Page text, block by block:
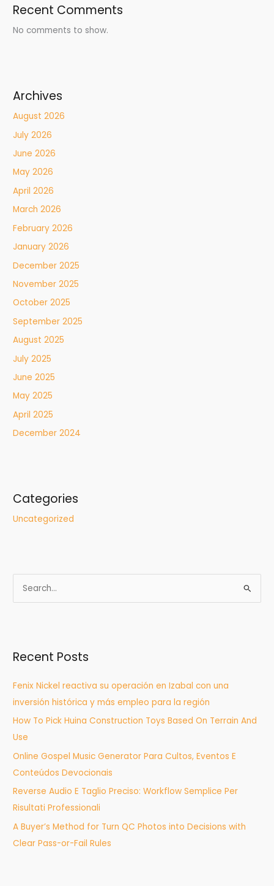
Recent Comments
No comments to show.
Archives
August 2026
July 2026
June 2026
May 2026
April 2026
March 2026
February 2026
January 2026
December 2025
November 2025
October 2025
September 2025
August 2025
July 2025
June 2025
May 2025
April 2025
December 2024
Categories
Uncategorized
e
c
f
o
r
:
Recent Posts
Fenix Nickel reactiva su operación en Izabal con una
inversión histórica y más empleo para la región
How To Pick Huina Construction Toys Based On Terrain And
Use
Online Gospel Music Generator Para Cultos, Eventos E
Conteúdos Devocionais
Reverse Audio E Taglio Preciso: Workflow Semplice Per
Risultati Professionali
A Buyer’s Method for Turn QC Photos into Decisions with
Clear Pass-or-Fail Rules